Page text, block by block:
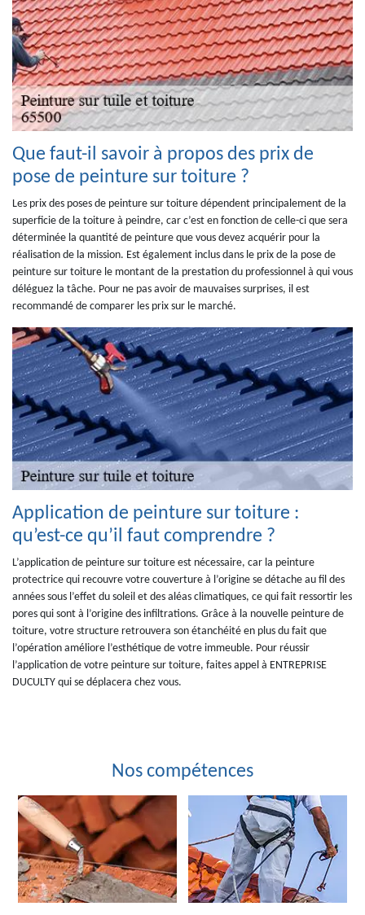
Que faut-il savoir à propos des prix de
pose de peinture sur toiture ?
Les prix des poses de peinture sur toiture dépendent principalement de la
superficie de la toiture à peindre, car c’est en fonction de celle-ci que sera
déterminée la quantité de peinture que vous devez acquérir pour la
réalisation de la mission. Est également inclus dans le prix de la pose de
peinture sur toiture le montant de la prestation du professionnel à qui vous
déléguez la tâche. Pour ne pas avoir de mauvaises surprises, il est
recommandé de comparer les prix sur le marché.
Application de peinture sur toiture :
qu’est-ce qu’il faut comprendre ?
L’application de peinture sur toiture est nécessaire, car la peinture
protectrice qui recouvre votre couverture à l’origine se détache au fil des
années sous l’effet du soleil et des aléas climatiques, ce qui fait ressortir les
pores qui sont à l’origine des infiltrations. Grâce à la nouvelle peinture de
toiture, votre structure retrouvera son étanchéité en plus du fait que
l’opération améliore l’esthétique de votre immeuble. Pour réussir
l’application de votre peinture sur toiture, faites appel à ENTREPRISE
DUCULTY qui se déplacera chez vous.
Nos compétences